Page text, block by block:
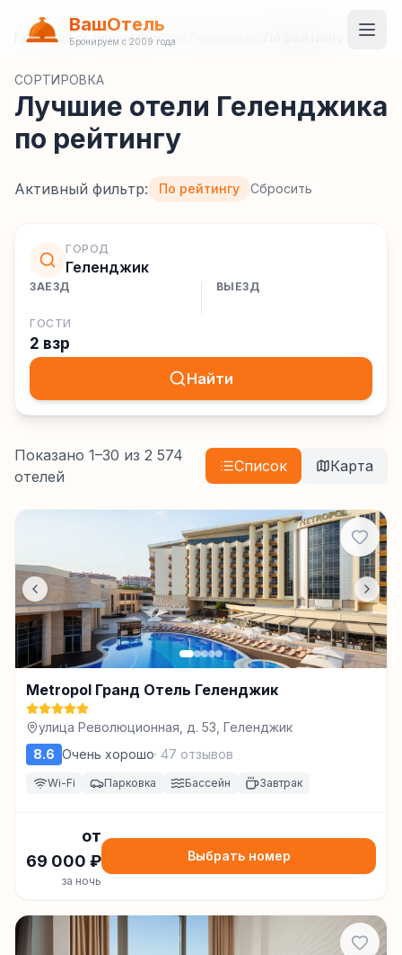
ВашОтель
Бронируем с 2009 года
Главная Гостиницы/Россия
СОРТИРОВКА
Лучшие отели Геленджика
по рейтингу
Активный фильтр: По рейтингу Сбросить
ГОРОД
Геленджик
ЗАЕЗД ВЫЕЗД
ГОСТИ
2 взр
Найти
Показано 1–30 из 2 574
отелей
Список Карта
Metropol Гранд Отель Геленджик
улица Революционная, д. 53, Геленджик
8.6 Очень хорошо· 47 отзывов
Wi-Fi Парковка Бассейн Завтрак
от
69 000 ₽
за ночь
Выбрать номер